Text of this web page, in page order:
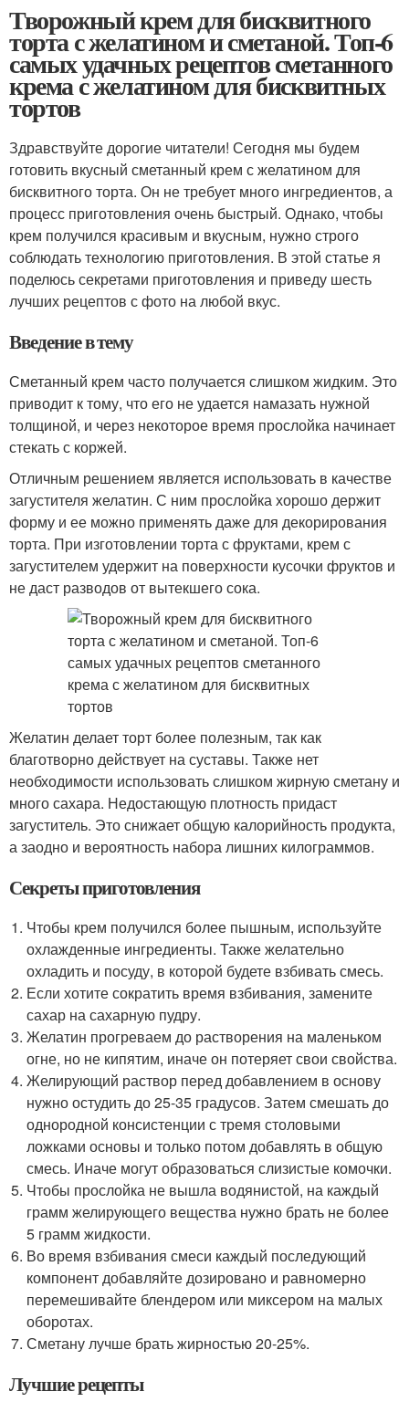
Творожный крем для бисквитного
торта с желатином и сметаной. Топ-6
самых удачных рецептов сметанного
крема с желатином для бисквитных
тортов
Здравствуйте дорогие читатели! Сегодня мы будем
готовить вкусный сметанный крем с желатином для
бисквитного торта. Он не требует много ингредиентов, а
процесс приготовления очень быстрый. Однако, чтобы
крем получился красивым и вкусным, нужно строго
соблюдать технологию приготовления. В этой статье я
поделюсь секретами приготовления и приведу шесть
лучших рецептов с фото на любой вкус.
Введение в тему
Сметанный крем часто получается слишком жидким. Это
приводит к тому, что его не удается намазать нужной
толщиной, и через некоторое время прослойка начинает
стекать с коржей.
Отличным решением является использовать в качестве
загустителя желатин. С ним прослойка хорошо держит
форму и ее можно применять даже для декорирования
торта. При изготовлении торта с фруктами, крем с
загустителем удержит на поверхности кусочки фруктов и
не даст разводов от вытекшего сока.
Желатин делает торт более полезным, так как
благотворно действует на суставы. Также нет
необходимости использовать слишком жирную сметану и
много сахара. Недостающую плотность придаст
загуститель. Это снижает общую калорийность продукта,
а заодно и вероятность набора лишних килограммов.
Секреты приготовления
Чтобы крем получился более пышным, используйте
охлажденные ингредиенты. Также желательно
охладить и посуду, в которой будете взбивать смесь.
Если хотите сократить время взбивания, замените
сахар на сахарную пудру.
Желатин прогреваем до растворения на маленьком
огне, но не кипятим, иначе он потеряет свои свойства.
Желирующий раствор перед добавлением в основу
нужно остудить до 25-35 градусов. Затем смешать до
однородной консистенции с тремя столовыми
ложками основы и только потом добавлять в общую
смесь. Иначе могут образоваться слизистые комочки.
Чтобы прослойка не вышла водянистой, на каждый
грамм желирующего вещества нужно брать не более
5 грамм жидкости.
Во время взбивания смеси каждый последующий
компонент добавляйте дозировано и равномерно
перемешивайте блендером или миксером на малых
оборотах.
Сметану лучше брать жирностью 20-25%.
Лучшие рецепты